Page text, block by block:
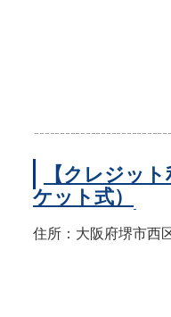
【クレジッ
ケット式）
住所：大阪府堺市西